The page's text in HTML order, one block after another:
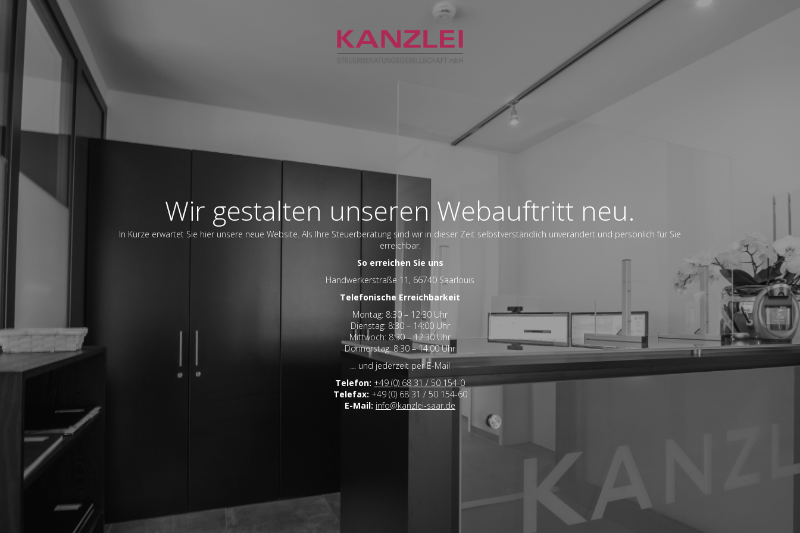
Wir gestalten unseren Webauftritt neu.
In Kürze erwartet Sie hier unsere neue Website. Als Ihre Steuerberatung sind wir in dieser Zeit selbstverständlich unverändert und persönlich für Sie
erreichbar.
So erreichen Sie uns
Handwerkerstraße 11, 66740 Saarlouis
Telefonische Erreichbarkeit
Montag: 8:30 – 12:30 Uhr
Dienstag: 8:30 – 14:00 Uhr
Mittwoch: 8:30 – 12:30 Uhr
Donnerstag: 8:30 – 14:00 Uhr
… und jederzeit per E-Mail
Telefon: +49 (0) 68 31 / 50 154-0
Telefax: +49 (0) 68 31 / 50 154-60
E-Mail: info@kanzlei-saar.de